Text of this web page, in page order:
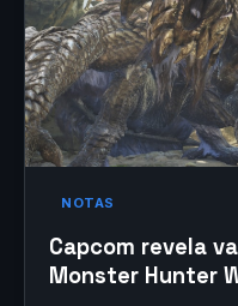
NOTAS
Capcom revela
Monster Hunter